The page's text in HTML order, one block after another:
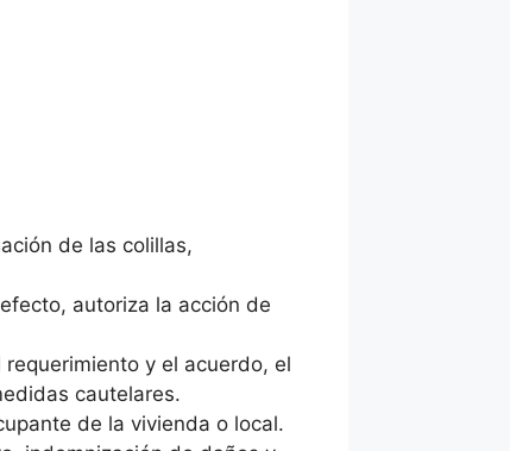
de las colillas,
autoriza la acción de
y el acuerdo, el
cautelares.
de la vivienda o local.